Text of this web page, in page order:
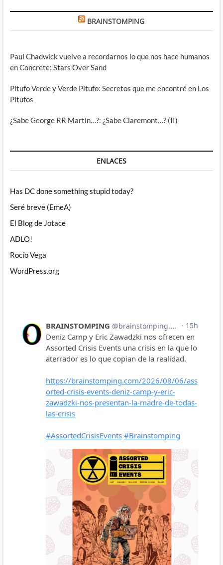
BRAINSTOMPING
Paul Chadwick vuelve a recordarnos lo que nos hace humanos
en Concrete: Stars Over Sand
Pitufo Verde y Verde Pitufo: Secretos que me encontré en Los
Pitufos
¿Sabe George RR Martin…?: ¿Sabe Claremont…? (II)
ENLACES
Has DC done something stupid today?
Seré breve (EmeA)
El Blog de Jotace
ADLO!
Rocío Vega
WordPress.org